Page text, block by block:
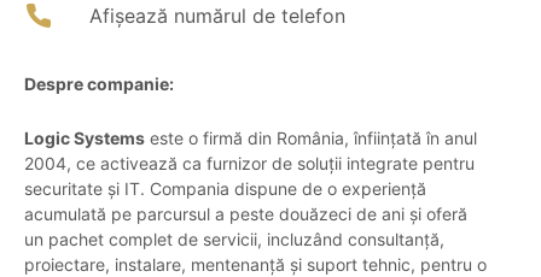
Afișează numărul de telefon
Despre companie:
Logic Systems este o firmă din România, înființată în anul
2004, ce activează ca furnizor de soluții integrate pentru
securitate și IT. Compania dispune de o experiență
acumulată pe parcursul a peste douăzeci de ani și oferă
un pachet complet de servicii, incluzând consultanță,
proiectare, instalare, mentenanță și suport tehnic, pentru o